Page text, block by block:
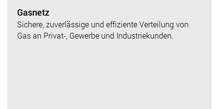
Gasnetz
Sichere, zuverlässige und effiziente Verteilung von
Gas an Privat-, Gewerbe und Industriekunden.